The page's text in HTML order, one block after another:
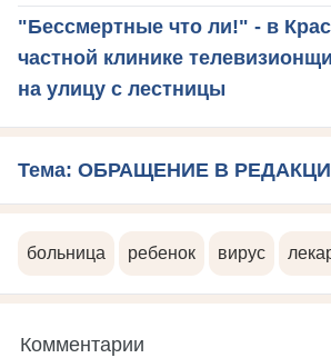
"Бессмертные что ли!" - в
частной клинике
на улицу с лестницы
Тема: ОБРАЩЕНИЕ В
больница ребенок вирус
Комментарии